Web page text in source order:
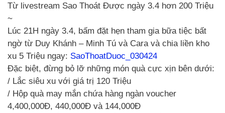
Từ livestream Sao Thoát Được ngày 3.4 hơn 200 Triệu
~
Lúc 21H ngày 3.4, bấm đặt hẹn tham gia bữa tiệc bất
ngờ từ Duy Khánh – Minh Tú và Cara và chia liền kho
xu 5 Triệu ngay: SaoThoatDuoc_030424
Đặc biệt, đừng bỏ lỡ những món quà cực xịn bên dưới:
/ Lắc siêu xu với giá trị 120 Triệu
/ Hộp quà may mắn chứa hàng ngàn voucher
4,400,000Đ, 440,000Đ và 144,000Đ